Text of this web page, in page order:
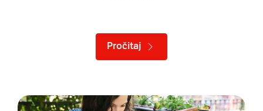
Pročitaj